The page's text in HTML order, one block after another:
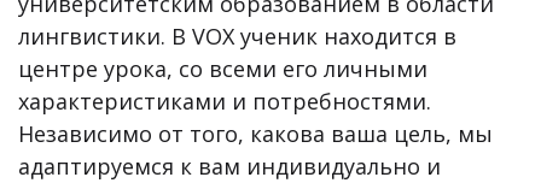
лингвистики. В VOX ученик находится в
центре урока, со всеми его личными
характеристиками и потребностями.
Независимо от того, какова ваша цель, мы
адаптируемся к вам индивидуально и